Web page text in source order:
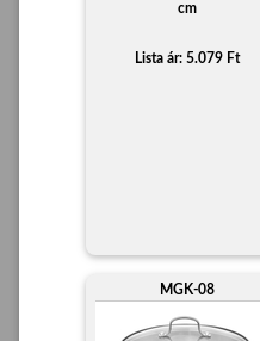
cm
Lista ár: 5.079 Ft
MGK-08